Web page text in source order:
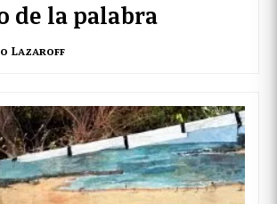
de la palabra
Lazaroff